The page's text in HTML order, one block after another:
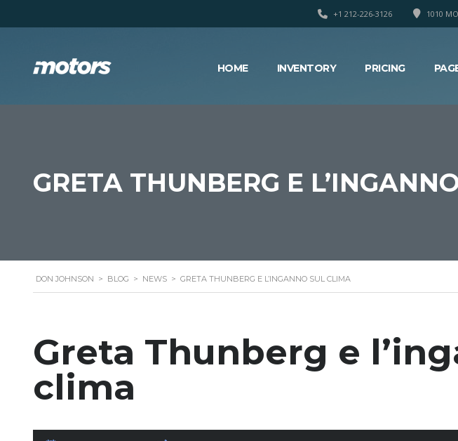
1010
+1 212-226-3126
HOME INVENTORY PRICING
GRETA THUNBERG E
DON JOHNSON > BLOG > NEWS > GRETA THUNBERG E L’INGANNO SUL CLIMA
Greta Thunberg e
clima